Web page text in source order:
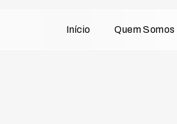
Início Quem Somos